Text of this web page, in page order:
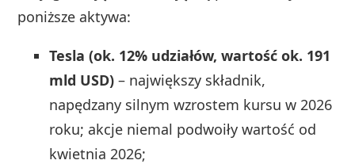
poniższe aktywa:
Tesla (ok. 12% udziałów, wartość ok. 191
mld USD) – największy składnik,
napędzany silnym wzrostem kursu w 2026
roku; akcje niemal podwoiły wartość od
kwietnia 2026;